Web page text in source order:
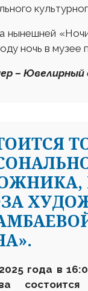
нынешней
ночь в музее
– Ювелирный
года в